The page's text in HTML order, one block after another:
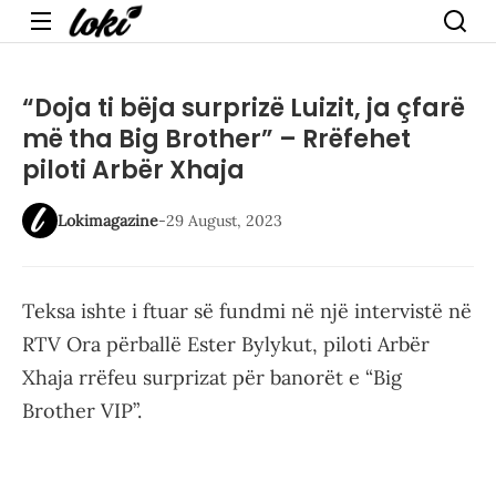
Menu
“Doja ti bëja surprizë Luizit, ja çfarë
më tha Big Brother” – Rrëfehet
piloti Arbër Xhaja
Lokimagazine-29 August, 2023
Teksa ishte i ftuar së fundmi në një intervistë në
RTV Ora përballë Ester Bylykut, piloti Arbër
Xhaja rrëfeu surprizat për banorët e “Big
Brother VIP”.